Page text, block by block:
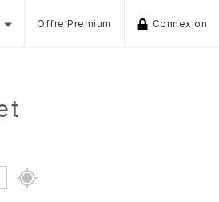
Offre Premium Connexion